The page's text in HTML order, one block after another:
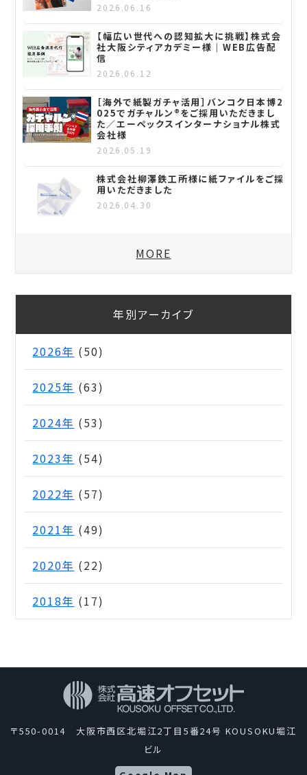
2026.06.16
【幅広い世代への認知拡大に挑戦】株式会
社大阪シティアカデミー様｜WEB広告配
信
2026.06.12
［海外で紙製ガチャ活用］バンコク日本博2
025でガチャルン®をご採用いただきまし
た／エーペックスインターナショナル株式
会社様
2026.05.19
株式会社柳澤鉄工所様に紙ファイルをご採
用いただきました
2026.04.30
MORE
年別アーカイブ
2026年 (50)
2025年 (63)
2024年 (53)
2023年 (54)
2022年 (57)
2021年 (49)
2020年 (22)
2018年 (17)
〒550-0014 大阪市西区北堀江2丁目5番24号 KOUSOKU堀江
ビル